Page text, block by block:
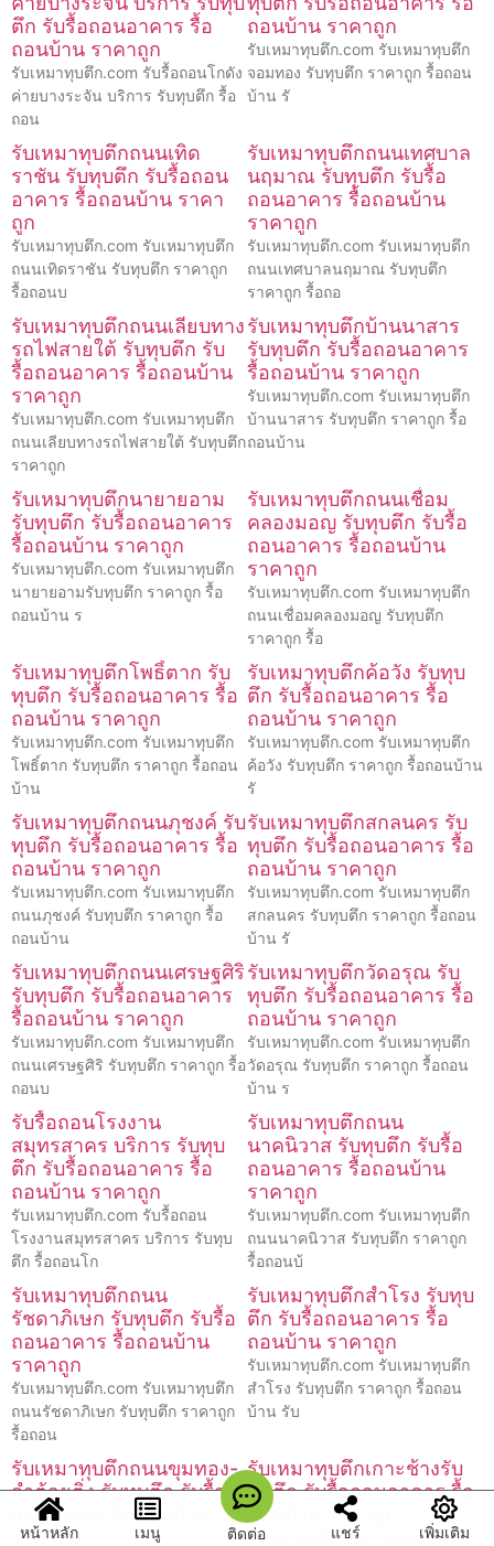
ตึก รับรื้อถอนอาคาร รื้อ
ถอนบ้าน ราคาถูก
รับเหมาทุบตึก.com รับรื้อถอนโกดัง
ค่ายบางระจัน บริการ รับทุบตึก รื้อ
ถอน
ถอนบ้าน ราคาถูก
รับเหมาทุบตึก.com รับเหมาทุบตึก
จอมทอง รับทุบตึก ราคาถูก รื้อถอน
บ้าน รั
รับเหมาทุบตึกถนนเทิด
ราชัน รับทุบตึก รับรื้อถอน
อาคาร รื้อถอนบ้าน ราคา
ถูก
รับเหมาทุบตึก.com รับเหมาทุบตึก
ถนนเทิดราชัน รับทุบตึก ราคาถูก
รื้อถอนบ
รับเหมาทุบตึกถนนเทศบาล
นฤมาณ รับทุบตึก รับรื้อ
ถอนอาคาร รื้อถอนบ้าน
ราคาถูก
รับเหมาทุบตึก.com รับเหมาทุบตึก
ถนนเทศบาลนฤมาณ รับทุบตึก
ราคาถูก รื้อถอ
รับเหมาทุบตึกถนนเลียบทาง
รถไฟสายใต้ รับทุบตึก รับ
รื้อถอนอาคาร รื้อถอนบ้าน
ราคาถูก
รับเหมาทุบตึก.com รับเหมาทุบตึก
ถนนเลียบทางรถไฟสายใต้ รับทุบตึก
ราคาถูก
รับเหมาทุบตึกบ้านนาสาร
รับทุบตึก รับรื้อถอนอาคาร
รื้อถอนบ้าน ราคาถูก
รับเหมาทุบตึก.com รับเหมาทุบตึก
บ้านนาสาร รับทุบตึก ราคาถูก รื้อ
ถอนบ้าน
รับเหมาทุบตึกนายายอาม
รับทุบตึก รับรื้อถอนอาคาร
รื้อถอนบ้าน ราคาถูก
รับเหมาทุบตึก.com รับเหมาทุบตึก
นายายอามรับทุบตึก ราคาถูก รื้อ
ถอนบ้าน ร
รับเหมาทุบตึกถนนเชื่อม
คลองมอญ รับทุบตึก รับรื้อ
ถอนอาคาร รื้อถอนบ้าน
ราคาถูก
รับเหมาทุบตึก.com รับเหมาทุบตึก
ถนนเชื่อมคลองมอญ รับทุบตึก
ราคาถูก รื้อ
รับเหมาทุบตึกโพธิ์ตาก รับ
ทุบตึก รับรื้อถอนอาคาร รื้อ
ถอนบ้าน ราคาถูก
รับเหมาทุบตึก.com รับเหมาทุบตึก
โพธิ์ตาก รับทุบตึก ราคาถูก รื้อถอน
บ้าน
รับเหมาทุบตึกค้อวัง รับทุบ
ตึก รับรื้อถอนอาคาร รื้อ
ถอนบ้าน ราคาถูก
รับเหมาทุบตึก.com รับเหมาทุบตึก
ค้อวัง รับทุบตึก ราคาถูก รื้อถอนบ้าน
รั
รับเหมาทุบตึกถนนภุชงค์ รับ
ทุบตึก รับรื้อถอนอาคาร รื้อ
ถอนบ้าน ราคาถูก
รับเหมาทุบตึก.com รับเหมาทุบตึก
ถนนภุชงค์ รับทุบตึก ราคาถูก รื้อ
ถอนบ้าน
รับเหมาทุบตึกสกลนคร รับ
ทุบตึก รับรื้อถอนอาคาร รื้อ
ถอนบ้าน ราคาถูก
รับเหมาทุบตึก.com รับเหมาทุบตึก
สกลนคร รับทุบตึก ราคาถูก รื้อถอน
บ้าน รั
รับเหมาทุบตึกถนนเศรษฐศิริ
รับทุบตึก รับรื้อถอนอาคาร
รื้อถอนบ้าน ราคาถูก
รับเหมาทุบตึก.com รับเหมาทุบตึก
ถนนเศรษฐศิริ รับทุบตึก ราคาถูก รื้อ
ถอนบ
รับเหมาทุบตึกวัดอรุณ รับ
ทุบตึก รับรื้อถอนอาคาร รื้อ
ถอนบ้าน ราคาถูก
รับเหมาทุบตึก.com รับเหมาทุบตึก
วัดอรุณ รับทุบตึก ราคาถูก รื้อถอน
บ้าน ร
รับรื้อถอนโรงงาน
สมุทรสาคร บริการ รับทุบ
ตึก รับรื้อถอนอาคาร รื้อ
ถอนบ้าน ราคาถูก
รับเหมาทุบตึก.com รับรื้อถอน
โรงงานสมุทรสาคร บริการ รับทุบ
ตึก รื้อถอนโก
รับเหมาทุบตึกถนน
นาคนิวาส รับทุบตึก รับรื้อ
ถอนอาคาร รื้อถอนบ้าน
ราคาถูก
รับเหมาทุบตึก.com รับเหมาทุบตึก
ถนนนาคนิวาส รับทุบตึก ราคาถูก
รื้อถอนบ้
รับเหมาทุบตึกถนน
รัชดาภิเษก รับทุบตึก รับรื้อ
ถอนอาคาร รื้อถอนบ้าน
ราคาถูก
รับเหมาทุบตึก.com รับเหมาทุบตึก
ถนนรัชดาภิเษก รับทุบตึก ราคาถูก
รื้อถอน
รับเหมาทุบตึกสำโรง รับทุบ
ตึก รับรื้อถอนอาคาร รื้อ
ถอนบ้าน ราคาถูก
รับเหมาทุบตึก.com รับเหมาทุบตึก
สำโรง รับทุบตึก ราคาถูก รื้อถอน
บ้าน รับ
รับเหมาทุบตึกถนนขุมทอง-
ลำต้อยติ่ง รับทุบตึก รับรื้อ
ถอนอาคาร รื้อถอนบ้าน
ราคาถูก
รับเหมาทุบตึกเกาะช้างรับ
ทุบตึก รับรื้อถอนอาคาร รื้อ
ถอนบ้าน ราคาถูก
รับเหมาทุบตึก.com รับเหมาทุบตึก
หน้าหลัก เมนู ติดต่อ แชร์ เพิ่มเติม